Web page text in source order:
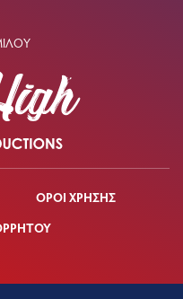
ΟΡΟΙ ΧΡΗΣΗΣ